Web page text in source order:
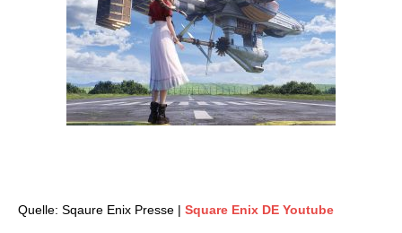
Quelle: Sqaure Enix Presse | Square Enix DE Youtube